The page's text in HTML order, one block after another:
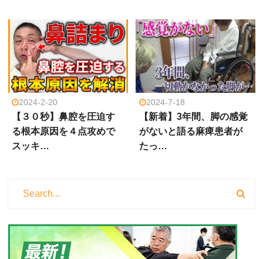
2024-2-20
【３０秒】鼻腔を圧迫す
る根本原因を４点攻めで
スッキ…
2024-7-18
【新着】3年間、脚の感覚
がないと語る麻痺患者が
たっ…